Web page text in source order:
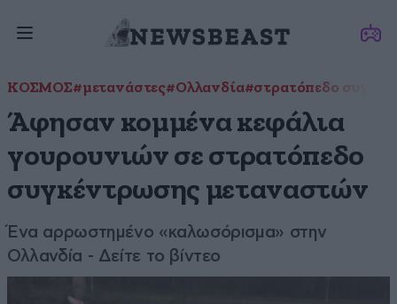
ΚΟΣΜΟΣ#μετανάστες#Ολλανδία#στρατόπεδο
Άφησαν κομμένα κεφάλια
γουρουνιών σε στρατόπεδο
συγκέντρωσης μεταναστών
Ένα αρρωστημένο «καλωσόρισμα» στην
Ολλανδία - Δείτε το βίντεο